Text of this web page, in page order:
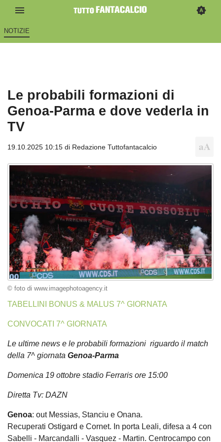
NOTIZIE
Le probabili formazioni di
Genoa-Parma e dove vederla in
TV
19.10.2025 10:15 di Redazione Tuttofantacalcio
© foto di www.imagephotoagency.it
TABELLINI BONUS & MALUS 7^ GIORNATA
CONVOCATI 7^ GIORNATA
Le ultime news e le probabili formazioni riguardo il match
della 7^ giornata Genoa-Parma
Domenica 19 ottobre stadio Ferraris ore 15:00
Diretta Tv: DAZN
Genoa: out Messias, Stanciu e Onana.
Recuperati Ostigard e Cornet. In porta Leali, difesa a 4 con
Sabelli - Marcandalli - Vasquez - Martin. Centrocampo con